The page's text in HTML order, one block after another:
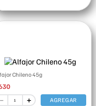
Chileno 45g
＋
－ AGREGAR